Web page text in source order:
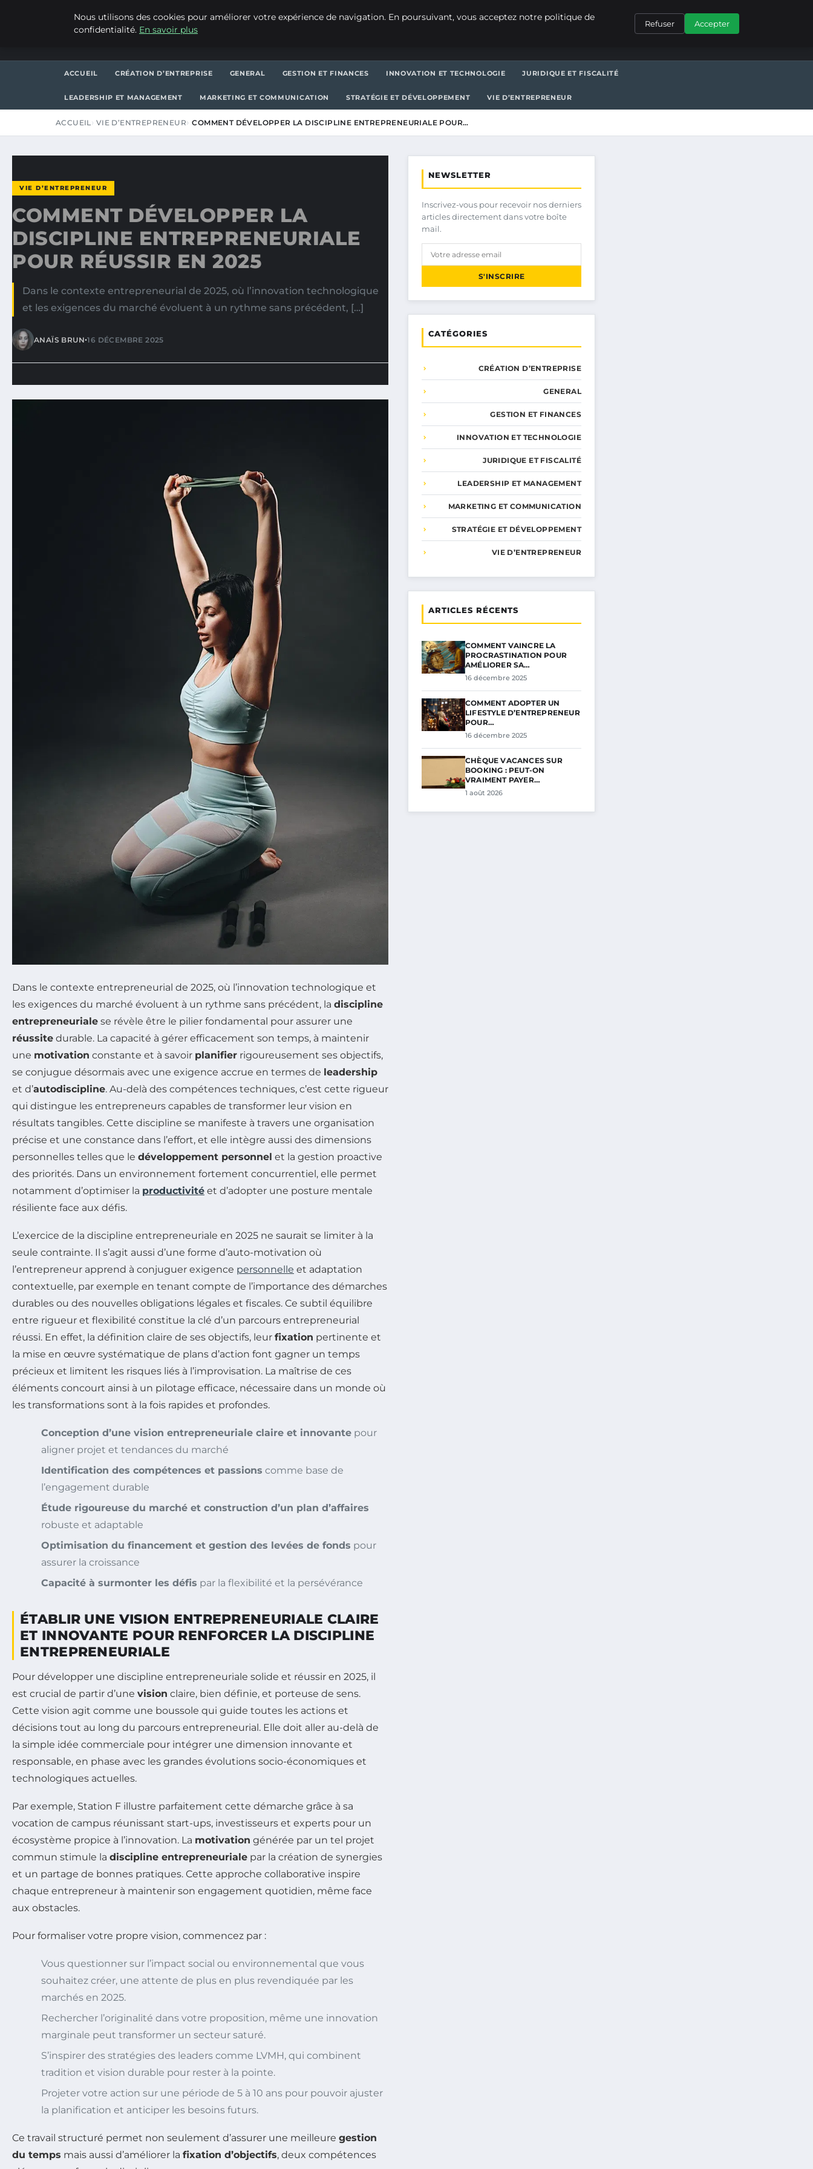
ACCUEIL CRÉATION D’ENTREPRISE GENERAL GESTION ET FINANCES INNOVATION ET TECHNOLOGIE JURIDIQUE ET FISCALITÉ
LEADERSHIP ET MANAGEMENT MARKETING ET COMMUNICATION STRATÉGIE ET DÉVELOPPEMENT VIE D’ENTREPRENEUR
ACCUEIL VIE D’ENTREPRENEUR COMMENT DÉVELOPPER LA DISCIPLINE ENTREPRENEURIALE POUR…
VIE D’ENTREPRENEUR
COMMENT DÉVELOPPER LA
DISCIPLINE ENTREPRENEURIALE
POUR RÉUSSIR EN 2025
Dans le contexte entrepreneurial de 2025, où l’innovation technologique
et les exigences du marché évoluent à un rythme sans précédent, […]
ANAÏS BRUN•16 DÉCEMBRE 2025
Dans le contexte entrepreneurial de 2025, où l’innovation technologique et
les exigences du marché évoluent à un rythme sans précédent, la discipline
entrepreneuriale se révèle être le pilier fondamental pour assurer une
réussite durable. La capacité à gérer efficacement son temps, à maintenir
une motivation constante et à savoir planifier rigoureusement ses objectifs,
se conjugue désormais avec une exigence accrue en termes de leadership
et d’autodiscipline. Au-delà des compétences techniques, c’est cette rigueur
qui distingue les entrepreneurs capables de transformer leur vision en
résultats tangibles. Cette discipline se manifeste à travers une organisation
précise et une constance dans l’effort, et elle intègre aussi des dimensions
personnelles telles que le développement personnel et la gestion proactive
des priorités. Dans un environnement fortement concurrentiel, elle permet
notamment d’optimiser la productivité et d’adopter une posture mentale
résiliente face aux défis.
L’exercice de la discipline entrepreneuriale en 2025 ne saurait se limiter à la
seule contrainte. Il s’agit aussi d’une forme d’auto-motivation où
l’entrepreneur apprend à conjuguer exigence personnelle et adaptation
contextuelle, par exemple en tenant compte de l’importance des démarches
durables ou des nouvelles obligations légales et fiscales. Ce subtil équilibre
entre rigueur et flexibilité constitue la clé d’un parcours entrepreneurial
réussi. En effet, la définition claire de ses objectifs, leur fixation pertinente et
la mise en œuvre systématique de plans d’action font gagner un temps
précieux et limitent les risques liés à l’improvisation. La maîtrise de ces
éléments concourt ainsi à un pilotage efficace, nécessaire dans un monde où
les transformations sont à la fois rapides et profondes.
Conception d’une vision entrepreneuriale claire et innovante pour
aligner projet et tendances du marché
Identification des compétences et passions comme base de
l’engagement durable
Étude rigoureuse du marché et construction d’un plan d’affaires
robuste et adaptable
Optimisation du financement et gestion des levées de fonds pour
assurer la croissance
Capacité à surmonter les défis par la flexibilité et la persévérance
ÉTABLIR UNE VISION ENTREPRENEURIALE CLAIRE
ET INNOVANTE POUR RENFORCER LA DISCIPLINE
ENTREPRENEURIALE
Pour développer une discipline entrepreneuriale solide et réussir en 2025, il
est crucial de partir d’une vision claire, bien définie, et porteuse de sens.
Cette vision agit comme une boussole qui guide toutes les actions et
décisions tout au long du parcours entrepreneurial. Elle doit aller au-delà de
la simple idée commerciale pour intégrer une dimension innovante et
responsable, en phase avec les grandes évolutions socio-économiques et
technologiques actuelles.
Par exemple, Station F illustre parfaitement cette démarche grâce à sa
vocation de campus réunissant start-ups, investisseurs et experts pour un
écosystème propice à l’innovation. La motivation générée par un tel projet
commun stimule la discipline entrepreneuriale par la création de synergies
et un partage de bonnes pratiques. Cette approche collaborative inspire
chaque entrepreneur à maintenir son engagement quotidien, même face
aux obstacles.
Pour formaliser votre propre vision, commencez par :
Vous questionner sur l’impact social ou environnemental que vous
souhaitez créer, une attente de plus en plus revendiquée par les
marchés en 2025.
Rechercher l’originalité dans votre proposition, même une innovation
marginale peut transformer un secteur saturé.
S’inspirer des stratégies des leaders comme LVMH, qui combinent
tradition et vision durable pour rester à la pointe.
Projeter votre action sur une période de 5 à 10 ans pour pouvoir ajuster
la planification et anticiper les besoins futurs.
Ce travail structuré permet non seulement d’assurer une meilleure gestion
du temps mais aussi d’améliorer la fixation d’objectifs, deux compétences
NEWSLETTER
Inscrivez-vous pour recevoir nos derniers
articles directement dans votre boîte
mail.
S'INSCRIRE
CATÉGORIES
CRÉATION D’ENTREPRISE
GENERAL
GESTION ET FINANCES
INNOVATION ET TECHNOLOGIE
JURIDIQUE ET FISCALITÉ
LEADERSHIP ET MANAGEMENT
MARKETING ET COMMUNICATION
STRATÉGIE ET DÉVELOPPEMENT
VIE D’ENTREPRENEUR
ARTICLES RÉCENTS
COMMENT VAINCRE LA
PROCRASTINATION POUR
AMÉLIORER SA…
16 décembre 2025
COMMENT ADOPTER UN
LIFESTYLE D’ENTREPRENEUR
POUR…
16 décembre 2025
CHÈQUE VACANCES SUR
BOOKING : PEUT-ON
VRAIMENT PAYER…
1 août 2026
Nous utilisons des cookies pour améliorer votre expérience de navigation. En poursuivant, vous acceptez notre politique de
confidentialité. En savoir plus
Refuser Accepter